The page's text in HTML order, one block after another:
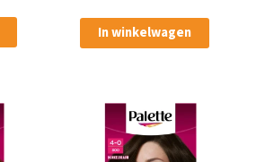
In winkelwagen